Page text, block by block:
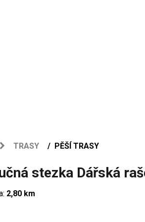
TRASY PĚŠÍ TRASY
stezka Dářská
2,80 km